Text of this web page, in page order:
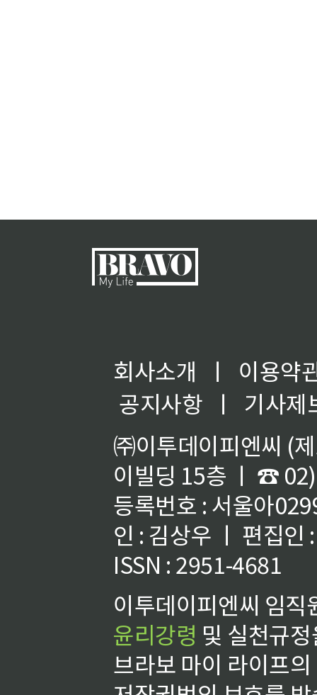
회사소개 ㅣ
이용약
공지사항
ㅣ
기사제
㈜이투데이피엔씨 (
이빌딩 15층 ㅣ ☎
등록번호 : 서울아
인 : 김상우 ㅣ 편집인
ISSN : 2951-4681
이투데이피엔씨 임
윤리강령 및 실천규
브라보 마이 라이프